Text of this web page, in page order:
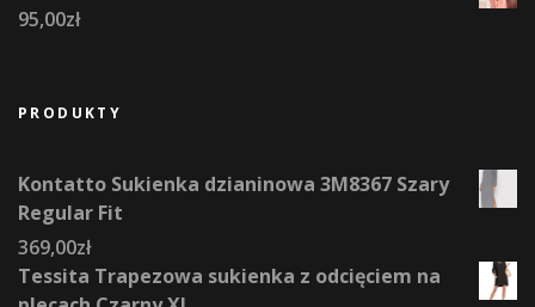
95,00zł
PRODUKTY
Kontatto Sukienka dzianinowa 3M8367 Szary
Regular Fit
369,00zł
Tessita Trapezowa sukienka z odcięciem na